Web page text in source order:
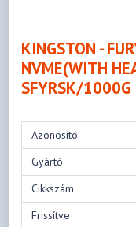
KINGSTON -
NVME(WITH
SFYRSK/1000G
Azonosító
Gyártó
Cikkszám
Frissítve